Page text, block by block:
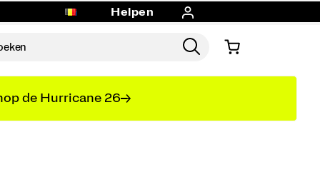
Helpen
de Hurricane 26